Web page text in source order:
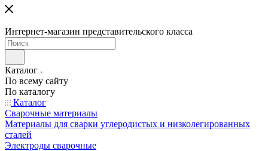
Интернет-магазин представительского класса
Каталог
По всему сайту
По каталогу
Каталог
Сварочные материалы
Материалы для сварки углеродистых и низколегированных
сталей
Электроды сварочные